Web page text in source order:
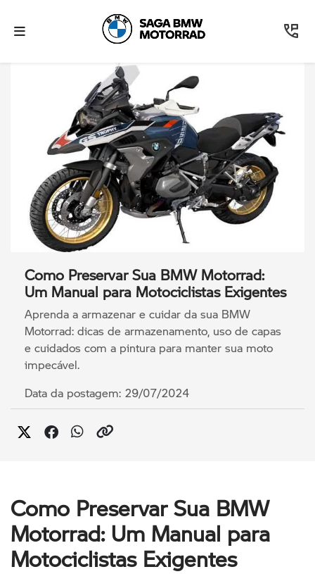
Como Preservar Sua BMW Motorrad:
Um Manual para Motociclistas Exigentes
Aprenda a armazenar e cuidar da sua BMW
Motorrad: dicas de armazenamento, uso de capas
e cuidados com a pintura para manter sua moto
impecável.
Data da postagem: 29/07/2024
Como Preservar Sua BMW
Motorrad: Um Manual para
Motociclistas Exigentes